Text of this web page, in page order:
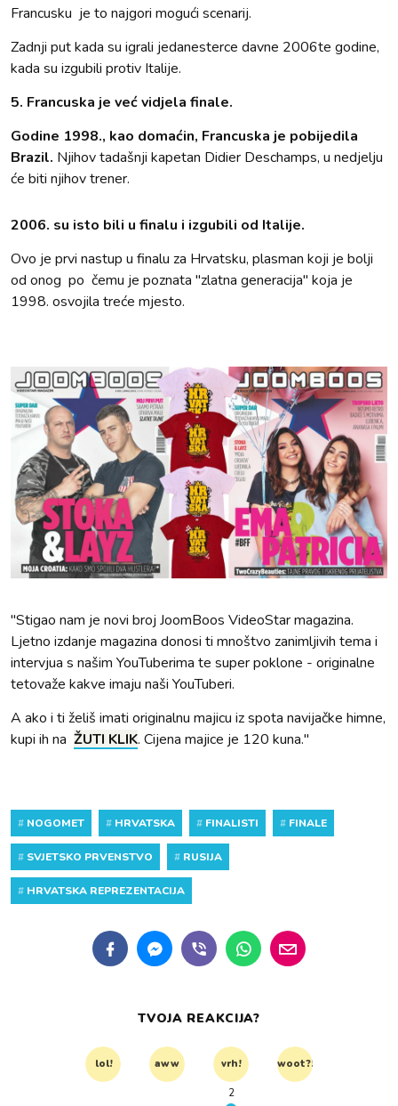
Francusku je to najgori mogući scenarij.
Zadnji put kada su igrali jedanesterce davne 2006te godine,
kada su izgubili protiv Italije.
5. Francuska je već vidjela finale.
Godine 1998., kao domaćin, Francuska je pobijedila
Brazil. Njihov tadašnji kapetan Didier Deschamps, u nedjelju
će biti njihov trener.
2006. su isto bili u finalu i izgubili od Italije.
Ovo je prvi nastup u finalu za Hrvatsku, plasman koji je bolji
od onog po čemu je poznata "zlatna generacija" koja je
1998. osvojila treće mjesto.
"Stigao nam je novi broj JoomBoos VideoStar magazina.
Ljetno izdanje magazina donosi ti mnoštvo zanimljivih tema i
intervjua s našim YouTuberima te super poklone - originalne
tetovaže kakve imaju naši YouTuberi.
A ako i ti želiš imati originalnu majicu iz spota navijačke himne,
kupi ih na ŽUTI KLIK. Cijena majice je 120 kuna."
# NOGOMET # HRVATSKA # FINALISTI # FINALE
# SVJETSKO PRVENSTVO # RUSIJA
# HRVATSKA REPREZENTACIJA
TVOJA REAKCIJA?
lol! aww vrh! woot?!
2